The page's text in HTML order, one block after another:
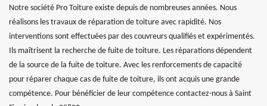
Notre société Pro Toiture existe depuis de nombreuses années. Nous
réalisons les travaux de réparation de toiture avec rapidité. Nos
interventions sont effectuées par des couvreurs qualifiés et expérimentés.
Ils maîtrisent la recherche de fuite de toiture. Les réparations dépendent
de la source de la fuite de toiture. Avec les renforcements de capacité
pour réparer chaque cas de fuite de toiture, ils ont acquis une grande
compétence. Pour bénéficier de leur compétence contactez-nous à Saint